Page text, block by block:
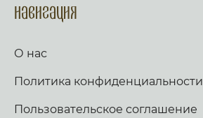
Навигация
О нас
Политика конфиденциальности
Пользовательское соглашение